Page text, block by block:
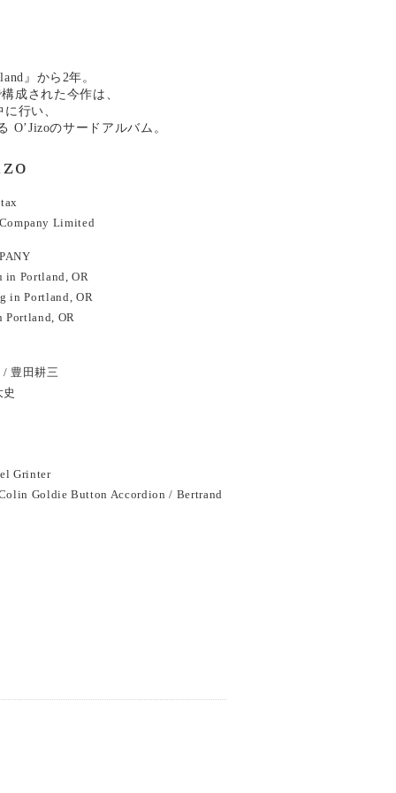
』から2年。
成された今作は、
行い、
O’Jizoのサードアルバム。
Limited
in Portland, OR
in Portland, OR
Portland, OR
豊田耕三
Grinter
Goldie Button Accordion / Bertrand